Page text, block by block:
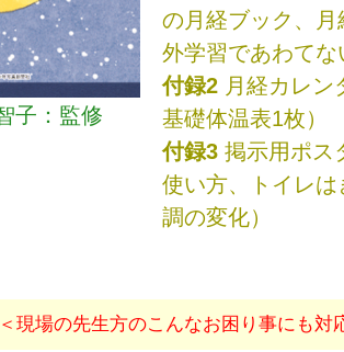
子：監修
の月経ブック、
外学習であわて
付録2 月経カレン
基礎体温表1枚）
付録3 掲示用ポス
使い方、トイレ
調の変化）
＜現場の先生方のこんなお困り事にも対